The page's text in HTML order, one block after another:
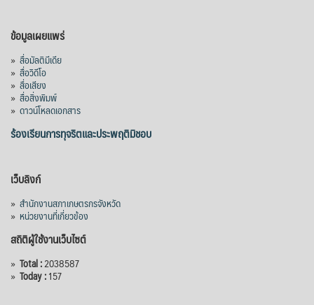
ข้อมูลเผยแพร่
» สื่อมัลติมีเดีย
» สื่อวิดีโอ
» สื่อเสียง
» สื่อสิ่งพิมพ์
» ดาวน์โหลดเอกสาร
ร้องเรียนการทุจริตและประพฤติมิชอบ
เว็บลิงก์
» สำนักงานสภาเกษตรกรจังหวัด
» หน่วยงานที่เกี่ยวข้อง
สถิติผู้ใช้งานเว็บไซต์
» Total :2038587
» Today :157